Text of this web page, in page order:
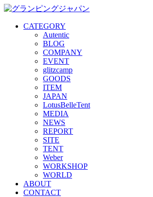
CATEGORY
Autentic
BLOG
COMPANY
EVENT
glitzcamp
GOODS
ITEM
JAPAN
LotusBelleTent
MEDIA
NEWS
REPORT
SITE
TENT
Weber
WORKSHOP
WORLD
ABOUT
CONTACT